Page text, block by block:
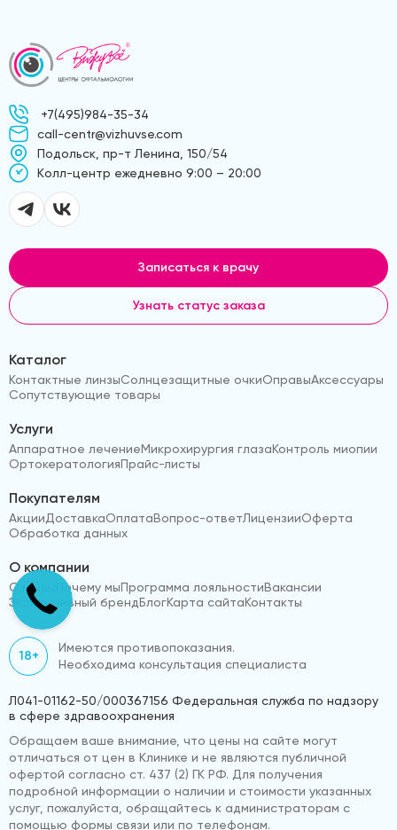
+7(495)984-35-34
call-centr@vizhuvse.com
Подольск, пр-т Ленина, 150/54
Kолл-центр ежедневно 9:00 – 20:00
Записаться к врачу
Узнать статус заказа
Каталог
Контактные линзыСолнцезащитные очкиОправыАксессуары
Сопутствующие товары
Услуги
Аппаратное лечениеМикрохирургия глазаКонтроль миопии
ОртокератологияПрайс-листы
Покупателям
АкцииДоставкаОплатаВопрос-ответЛицензииОферта
Обработка данных
О компании
Отзывы Почему мыПрограмма лояльностиВакансии
Эксклюзивный брендБлогКарта сайтаКонтакты
18+
Имеются противопоказания.
Необходима консультация специалиста
Л041-01162-50/000367156 Федеральная служба по надзору
в сфере здравоохранения
Обращаем ваше внимание, что цены на сайте могут
отличаться от цен в Клинике и не являются публичной
офертой согласно ст. 437 (2) ГК РФ. Для получения
подробной информации о наличии и стоимости указанных
услуг, пожалуйста, обращайтесь к администраторам с
помощью формы связи или по телефонам.